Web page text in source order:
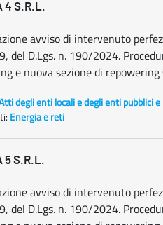
4 S.R.L.
avviso di intervenuto
del D.Lgs. n. 190/2024.
e nuova sezione di
degli enti locali e degli enti pubblici
Energia e reti
5 S.R.L.
avviso di intervenuto
del D.Lgs. n. 190/2024.